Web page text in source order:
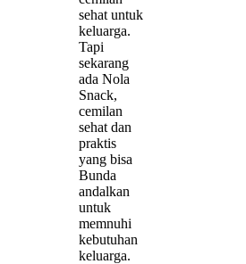
sehat untuk
keluarga.
Tapi
sekarang
ada Nola
Snack,
cemilan
sehat dan
praktis
yang bisa
Bunda
andalkan
untuk
memnuhi
kebutuhan
keluarga.